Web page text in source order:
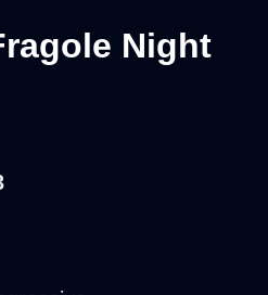
Night